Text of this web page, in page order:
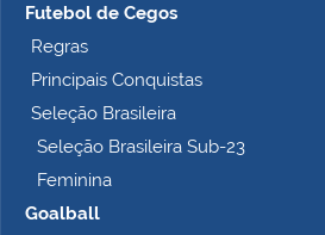
m
e
t
Futebol de Cegos
Regras
Principais Conquistas
Seleção Brasileira
Seleção Brasileira Sub-23
Feminina
Goalball